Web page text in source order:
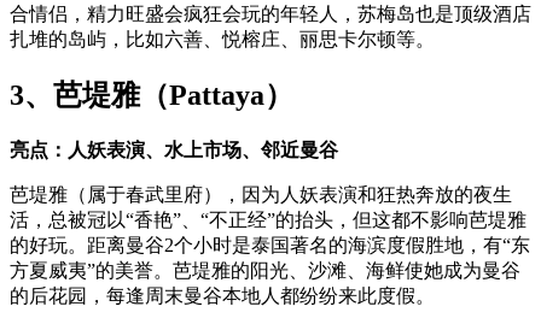
合情侣，精力旺盛会疯狂会玩的年轻人，苏梅岛也是顶级酒店
扎堆的岛屿，比如六善、悦榕庄、丽思卡尔顿等。
3、芭堤雅（Pattaya）
亮点：人妖表演、水上市场、邻近曼谷
芭堤雅（属于春武里府），因为人妖表演和狂热奔放的夜生
活，总被冠以“香艳”、“不正经”的抬头，但这都不影响芭堤雅
的好玩。距离曼谷2个小时是泰国著名的海滨度假胜地，有“东
方夏威夷”的美誉。芭堤雅的阳光、沙滩、海鲜使她成为曼谷
的后花园，每逢周末曼谷本地人都纷纷来此度假。